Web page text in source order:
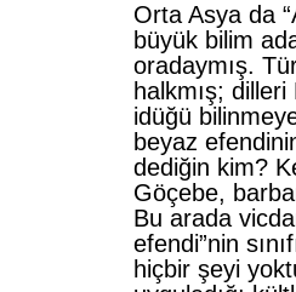
Orta Asya da
büyük bilim
oradaymış.
halkmış;
idüğü
beyaz
dediğin kim?
Göçebe,
Bu arada
efendi”nin
hiçbir şeyi